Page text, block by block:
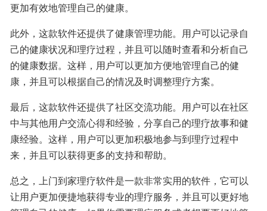
更加有效地管理自己的健康。
此外，这款软件还提供了健康管理功能。用户可以记录自
己的健康状况和理疗过程，并且可以随时查看和分析自己
的健康数据。这样，用户可以更加方便地管理自己的健
康，并且可以根据自己的情况及时调整理疗方案。
最后，这款软件还提供了社区交流功能。用户可以在社区
中与其他用户交流心得和经验，分享自己的理疗故事和健
康经验。这样，用户可以更加积极地参与到理疗过程中
来，并且可以获得更多的支持和帮助。
总之，上门到家理疗软件是一款非常实用的软件，它可以
让用户更加便捷地获得专业的理疗服务，并且可以更好地